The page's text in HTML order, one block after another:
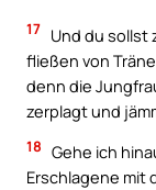
17 Und du sollst
fließen von
denn die
zerplagt und
18 Gehe ich
Erschlagene mit